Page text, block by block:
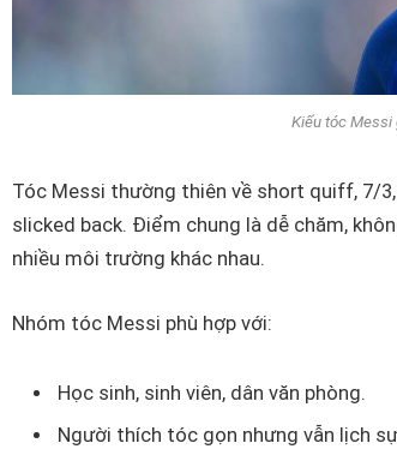
Kiểu tóc Messi
Tóc Messi thường thiên về short quiff, 7/
slicked back. Điểm chung là dễ chăm,
nhiều môi trường khác nhau.
Nhóm tóc Messi phù hợp với:
Học sinh, sinh viên, dân văn phòng.
Người thích tóc gọn nhưng vẫn lịch